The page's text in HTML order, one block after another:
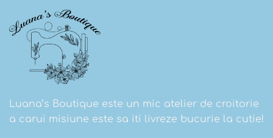
Luana’s Boutique este un mic atelier de croitorie
a carui misiune este sa iti livreze bucurie la cutie!